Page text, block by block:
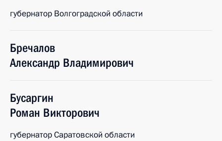
губернатор Волгоградской области
Бречалов
Александр Владимирович
Бусаргин
Роман Викторович
губернатор Саратовской области